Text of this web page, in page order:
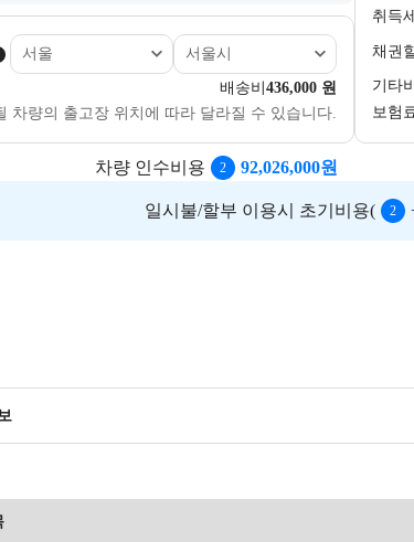
배송비 436,000 원
차량의 출고장 위치에 따라 달라질 수 있습니다.
차량 인수비용 2 92,026,000원
취득세
채권
기타
보험
일시불/할부 이용시 초기비용( 2